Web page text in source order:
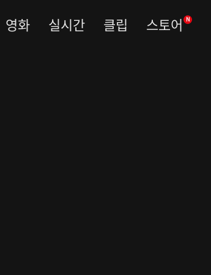
영화 실시간 클립 스토어 N